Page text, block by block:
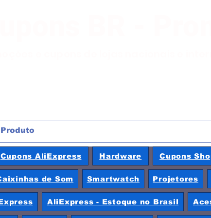
BR -
Cupons AliExpress Hardware Cupons
de Som Smartwatch Projetores
AliExpress - Estoque no Brasil